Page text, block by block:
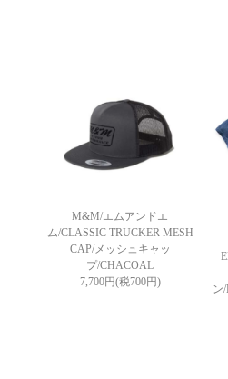
M&M/エムアンドエ
ム/CLASSIC TRUCKER MESH
CAP/メッシュキャッ
プ/CHACOAL
7,700円(税700円)
ン